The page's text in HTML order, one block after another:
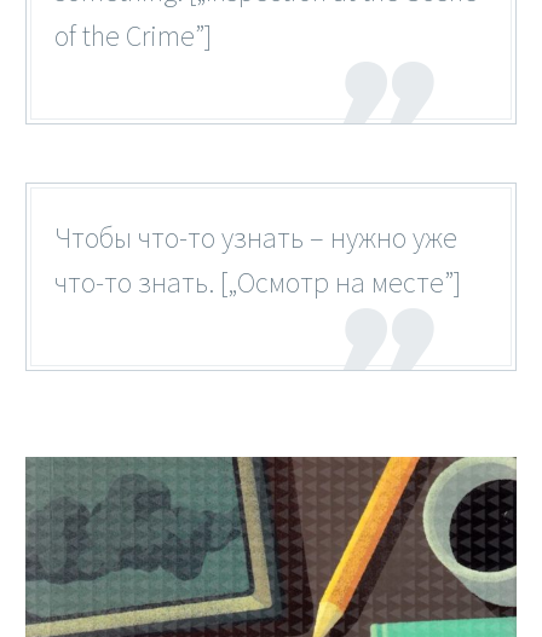
of the Crime”]
Чтобы что-то узнать – нужно уже
что-то знать. [„Осмотр на месте”]